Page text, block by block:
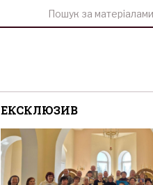
ЕКСКЛЮЗИВ